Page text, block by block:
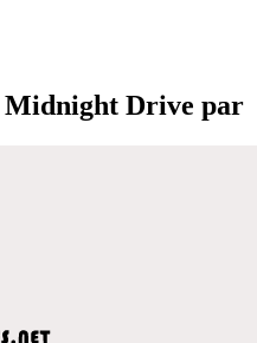
Midnight Drive par